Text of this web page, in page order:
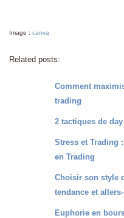
Image : canva
Related posts:
Comment
trading
2 tactiques de
Stress et Trading
en Trading
Choisir son style
tendance et
Euphorie en